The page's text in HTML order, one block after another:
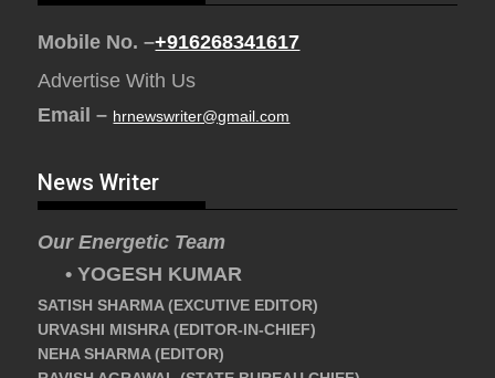
Mobile No. –+916268341617
Advertise With Us
Email – hrnewswriter@gmail.com
News Writer
Our Energetic Team
• YOGESH KUMAR
SATISH SHARMA (EXCUTIVE EDITOR)
URVASHI MISHRA (EDITOR-IN-CHIEF)
NEHA SHARMA (EDITOR)